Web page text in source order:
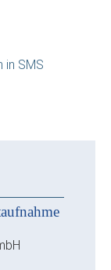
in SMS